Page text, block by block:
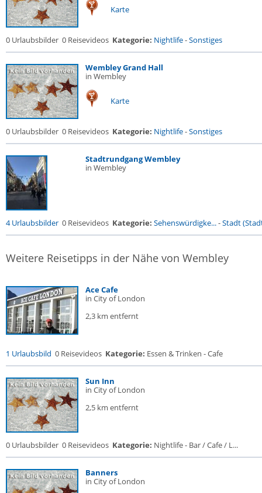
Karte
0 Urlaubsbilder 0 Reisevideos Kategorie: Nightlife-Sonstiges
Wembley Grand Hall
in Wembley
Karte
0 Urlaubsbilder 0 Reisevideos Kategorie: Nightlife-Sonstiges
Stadtrundgang Wembley
in Wembley
4 Urlaubsbilder 0 Reisevideos Kategorie: Sehenswürdigke...-Stadt
Weitere Reisetipps in der Nähe von Wembley
Ace Cafe
in City of London
2,3 km entfernt
1 Urlaubsbild 0 Reisevideos Kategorie: Essen & Trinken - Cafe
Sun Inn
in City of London
2,5 km entfernt
0 Urlaubsbilder 0 Reisevideos Kategorie: Nightlife - Bar / Cafe / L...
Banners
in City of London